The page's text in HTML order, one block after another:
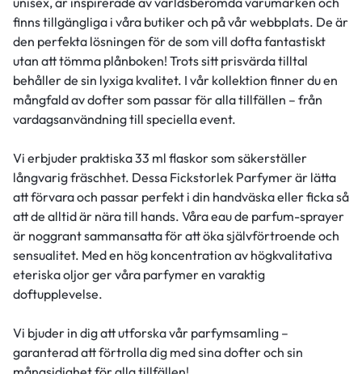
finns tillgängliga i våra butiker och på vår webbplats. De är
den perfekta lösningen för de som vill dofta fantastiskt
utan att tömma plånboken! Trots sitt prisvärda tilltal
behåller de sin lyxiga kvalitet. I vår kollektion finner du en
mångfald av dofter som passar för alla tillfällen – från
vardagsanvändning till speciella event.
Vi erbjuder praktiska 33 ml flaskor som säkerställer
långvarig fräschhet. Dessa Fickstorlek Parfymer är lätta
att förvara och passar perfekt i din handväska eller ficka så
att de alltid är nära till hands. Våra eau de parfum-sprayer
är noggrant sammansatta för att öka självförtroende och
sensualitet. Med en hög koncentration av högkvalitativa
eteriska oljor ger våra parfymer en varaktig
doftupplevelse.
Vi bjuder in dig att utforska vår parfymsamling –
garanterad att förtrolla dig med sina dofter och sin